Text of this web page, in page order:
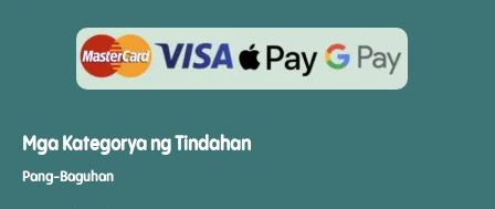
Mga Kategorya ng Tindahan
Pang-Baguhan